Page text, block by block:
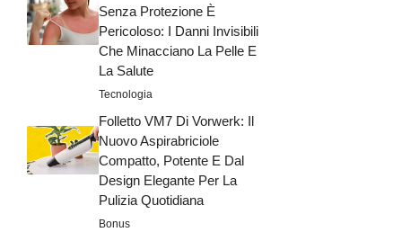
Senza Protezione È
Pericoloso: I Danni Invisibili
Che Minacciano La Pelle E
La Salute
Tecnologia
Folletto VM7 Di Vorwerk: Il
Nuovo Aspirabriciole
Compatto, Potente E Dal
Design Elegante Per La
Pulizia Quotidiana
Bonus